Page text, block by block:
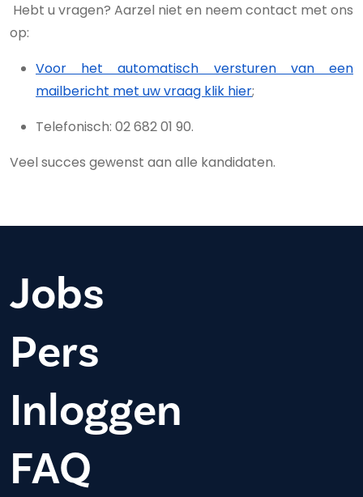
Hebt u vragen? Aarzel niet en neem contact met ons
op:
Voor het automatisch versturen van een
mailbericht met uw vraag klik hier;
Telefonisch: 02 682 01 90.
Veel succes gewenst aan alle kandidaten.
Jobs
Pers
Inloggen
FAQ